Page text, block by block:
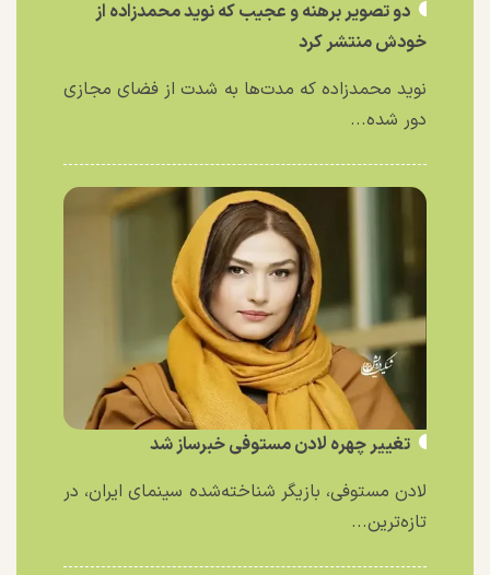
دو تصویر برهنه و عجیب که نوید محمدزاده از
خودش منتشر کرد
نوید محمدزاده که مدت‌ها به شدت از فضای مجازی
دور شده...
تغییر چهره لادن مستوفی خبرساز شد
لادن مستوفی، بازیگر شناخته‌شده سینمای ایران، در
تازه‌ترین...